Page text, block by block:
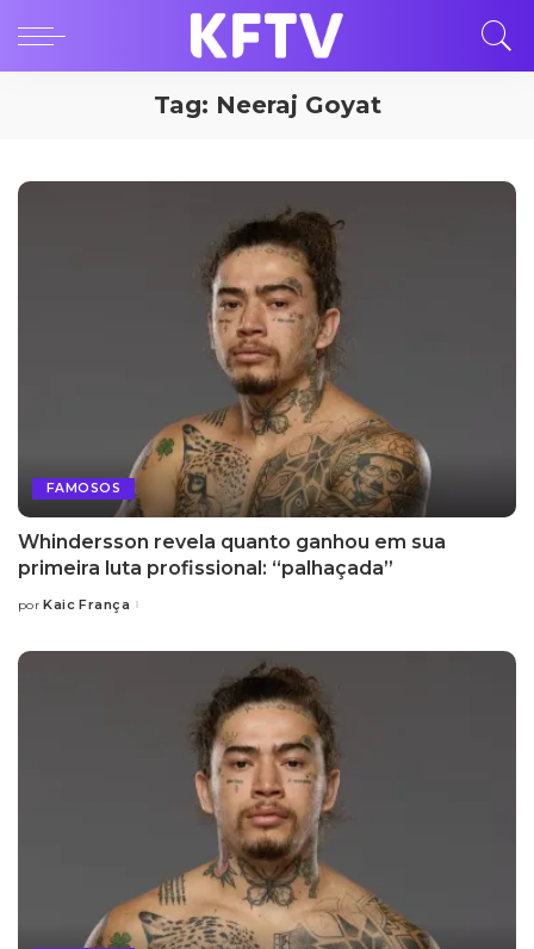
Tag: Neeraj Goyat
FAMOSOS
Whindersson revela quanto ganhou em sua
primeira luta profissional: “palhaçada”
Posted
por Kaic França